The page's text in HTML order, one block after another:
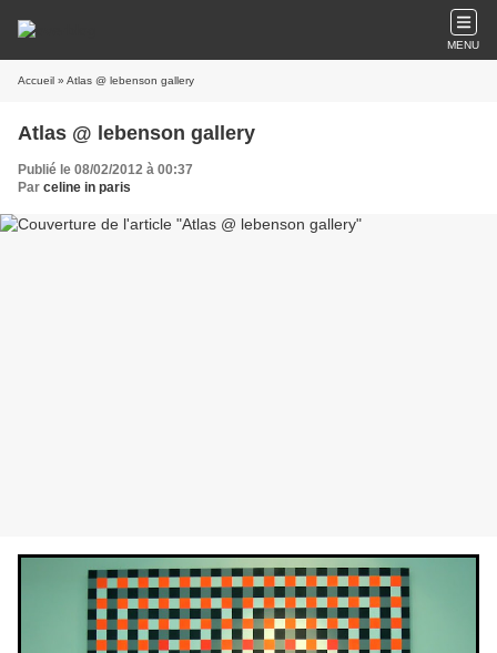
MENU
Accueil » Atlas @ lebenson gallery
Atlas @ lebenson gallery
Publié le 08/02/2012 à 00:37
Par celine in paris